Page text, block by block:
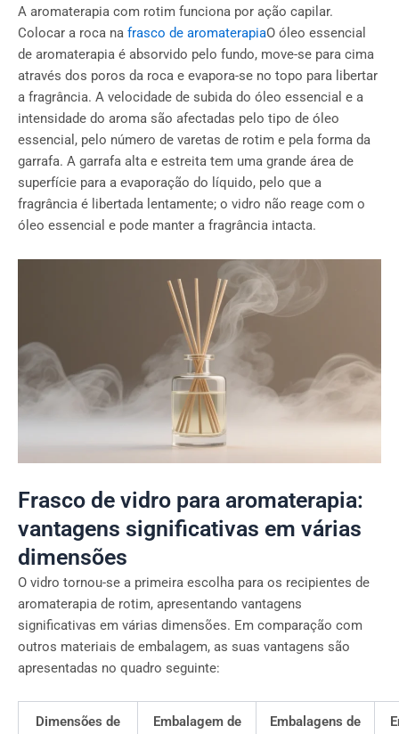
A aromaterapia com rotim funciona por ação capilar.
Colocar a roca na frasco de aromaterapiaO óleo essencial
de aromaterapia é absorvido pelo fundo, move-se para cima
através dos poros da roca e evapora-se no topo para libertar
a fragrância. A velocidade de subida do óleo essencial e a
intensidade do aroma são afectadas pelo tipo de óleo
essencial, pelo número de varetas de rotim e pela forma da
garrafa. A garrafa alta e estreita tem uma grande área de
superfície para a evaporação do líquido, pelo que a
fragrância é libertada lentamente; o vidro não reage com o
óleo essencial e pode manter a fragrância intacta.
Frasco de vidro para aromaterapia:
vantagens significativas em várias
dimensões
O vidro tornou-se a primeira escolha para os recipientes de
aromaterapia de rotim, apresentando vantagens
significativas em várias dimensões. Em comparação com
outros materiais de embalagem, as suas vantagens são
apresentadas no quadro seguinte:
Dimensões de
Embalagem de
Embalagens de